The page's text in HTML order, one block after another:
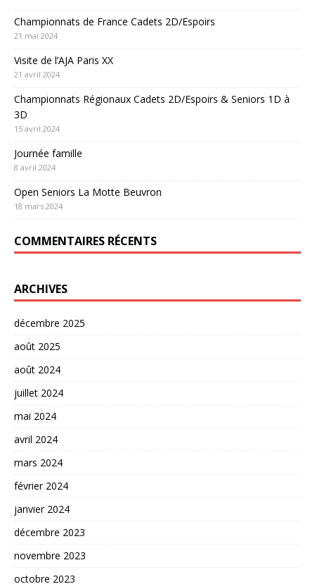
Championnats de France Cadets 2D/Espoirs
21 mai 2024
Visite de l’AJA Paris XX
21 avril 2024
Championnats Régionaux Cadets 2D/Espoirs & Seniors 1D à
3D
15 avril 2024
Journée famille
8 avril 2024
Open Seniors La Motte Beuvron
18 mars 2024
COMMENTAIRES RÉCENTS
ARCHIVES
décembre 2025
août 2025
août 2024
juillet 2024
mai 2024
avril 2024
mars 2024
février 2024
janvier 2024
décembre 2023
novembre 2023
octobre 2023